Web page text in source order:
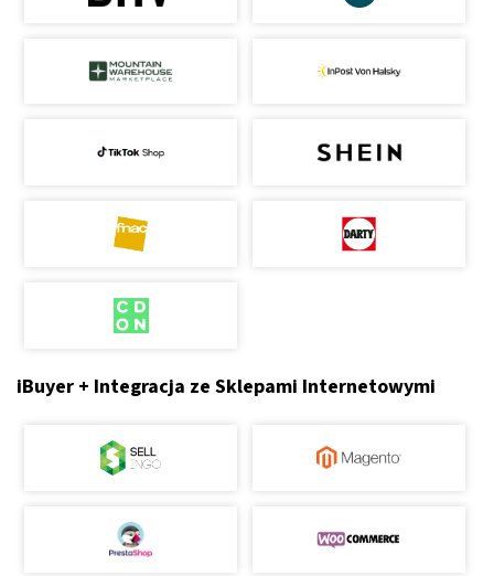
iBuyer + Integracja ze Sklepami Internetowymi